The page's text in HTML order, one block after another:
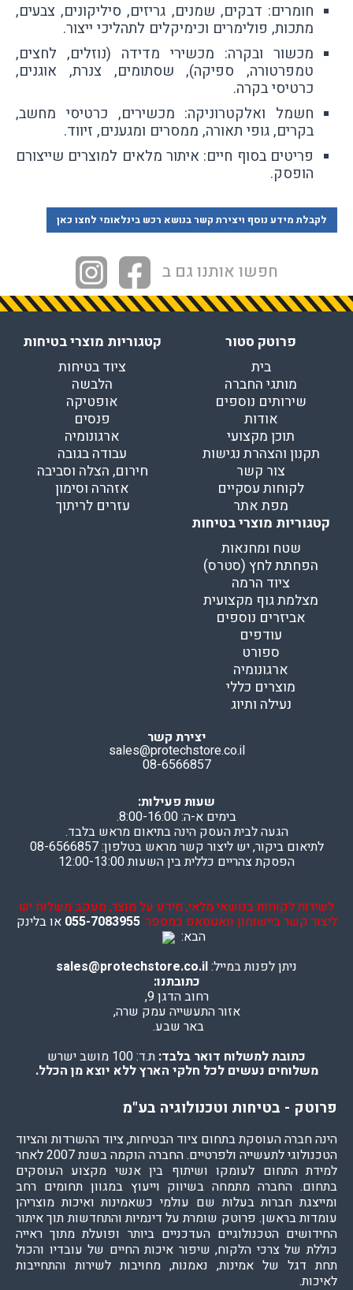
חומרים: דבקים, שמנים, גריזים, סיליקונים, צבעים,
מתכות, פולימרים וכימיקלים לתהליכי ייצור.
מכשור ובקרה: מכשירי מדידה (נוזלים, לחצים,
טמפרטורה, ספיקה), שסתומים, צנרת, אוגנים,
כרטיסי בקרה.
חשמל ואלקטרוניקה: מכשירים, כרטיסי מחשב,
בקרים, גופי תאורה, ממסרים ומגענים, זיווד.
פריטים בסוף חיים: איתור מלאים למוצרים שייצורם
הופסק.
לקבלת מידע נוסף ויצירת קשר בנושא רכש בינלאומי לחצו כאן
חפשו אותנו גם ב
פרוטק סטור
בית
מותגי החברה
שירותים נוספים
אודות
תוכן מקצועי
תקנון והצהרת נגישות
צור קשר
לקוחות עסקיים
מפת אתר
קטגוריות מוצרי בטיחות
ציוד בטיחות
הלבשה
אופטיקה
פנסים
ארגונומיה
עבודה בגובה
חירום, הצלה וסביבה
אזהרה וסימון
עזרים לריתוך
קטגוריות מוצרי בטיחות
שטח ומחנאות
הפחתת לחץ (סטרס)
ציוד הרמה
מצלמת גוף מקצועית
אביזרים נוספים
עודפים
ספורט
ארגונומיה
מוצרים כללי
נעילה ותיוג
יצירת קשר
sales@protechstore.co.il
08-6566857
שעות פעילות:
בימים א-ה: 8:00-16:00.
הגעה לבית העסק הינה בתיאום מראש בלבד.
לתיאום ביקור, יש ליצור קשר מראש בטלפון: 08-6566857
הפסקת צהריים כללית בין השעות 12:00-13:00
לשירות לקוחות בנושאי מלאי, מידע על מוצר, מעקב משלוח יש
ליצור קשר ביישומון וואטסאפ במספר:055-7083955 או בלינק
הבא:
ניתן לפנות במייל:sales@protechstore.co.il
כתובתנו:
רחוב הדגן 9,
אזור התעשייה עמק שרה,
באר שבע.
כתובת למשלוח דואר בלבד: ת.ד: 100 מושב ישרש
משלוחים נעשים לכל חלקי הארץ ללא יוצא מן הכלל.
פרוטק - בטיחות וטכנולוגיה בע"מ
הינה חברה העוסקת בתחום ציוד הבטיחות, ציוד ההשרדות והציוד
הטכנולוגי לתעשייה ולפרטיים. החברה הוקמה בשנת 2007 לאחר
למידת התחום לעומקו ושיתוף בין אנשי מקצוע העוסקים
בתחום. החברה מתמחה בשיווק וייעוץ במגוון תחומים רחב
ומייצגת חברות בעלות שם עולמי כשאמינות ואיכות מוצריהן
עומדות בראשן. פרוטק שומרת על דינמיות והתחדשות תוך איתור
החידושים הטכנולוגיים העדכניים ביותר ופועלת מתוך ראייה
כוללת של צרכי הלקוח, שיפור איכות החיים של עובדיו והכול
תחת דגל של אמינות, נאמנות, מחויבות לשירות והתחייבות
לאיכות.